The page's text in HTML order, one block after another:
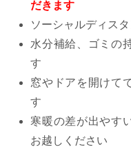
だきます
ソーシャルディス
水分補給、ゴミの
す
窓やドアを開けて
す
寒暖の差が出やす
お越しください